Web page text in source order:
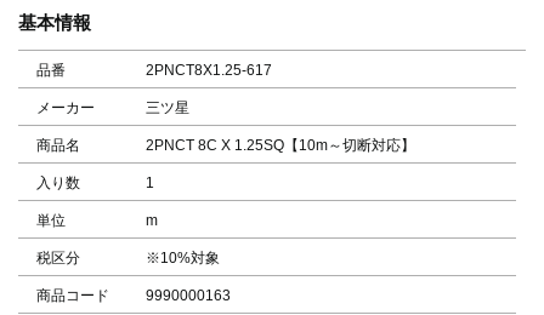
基本情報
品番 2PNCT8X1.25-617
メーカー 三ツ星
商品名 2PNCT 8C X 1.25SQ【10m～切断対応】
入り数 1
単位 m
税区分 ※10%対象
商品コード 9990000163